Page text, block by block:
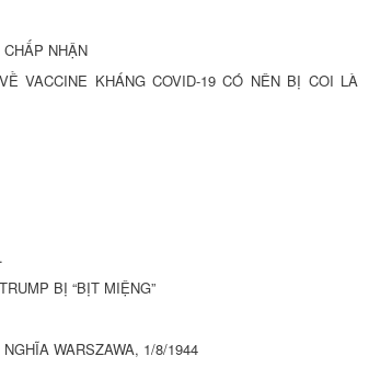
NHẬN
VACCINE KHÁNG COVID-19 CÓ NÊN BỊ COI LÀ
BỊ “BỊT MIỆNG”
WARSZAWA, 1/8/1944